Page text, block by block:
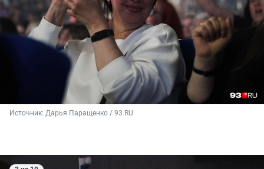
Источник: Дарья Паращенко / 93.RU